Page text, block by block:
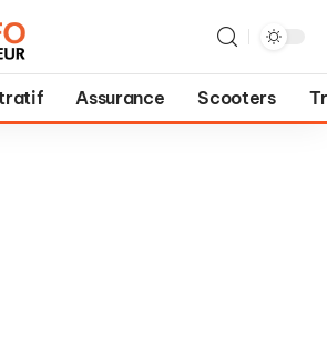
Assurance Scooters